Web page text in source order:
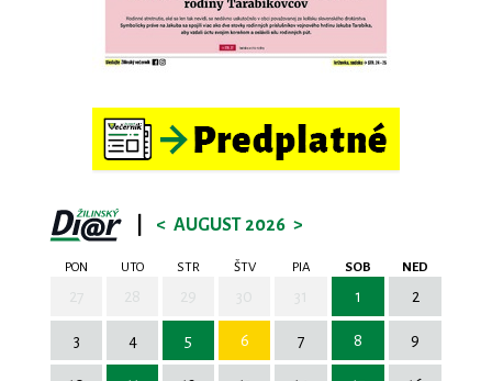
< AUGUST 2026 >
PON UTO STR ŠTV PIA SOB NED
1 2
3 4 5 6 7 8 9